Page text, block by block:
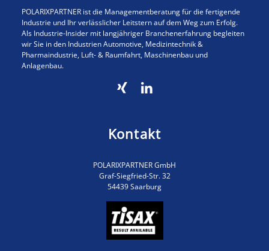
POLARIXPARTNER ist die Managementberatung für die fertigende
Industrie und Ihr verlässlicher Leitstern auf dem Weg zum Erfolg.
Als Industrie-Insider mit langjähriger Branchenerfahrung begleiten
wir Sie in den Industrien Automotive, Medizintechnik &
Pharmaindustrie, Luft- & Raumfahrt, Maschinenbau und
Anlagenbau.
Kontakt
POLARIXPARTNER GmbH
Graf-Siegfried-Str. 32
54439 Saarburg